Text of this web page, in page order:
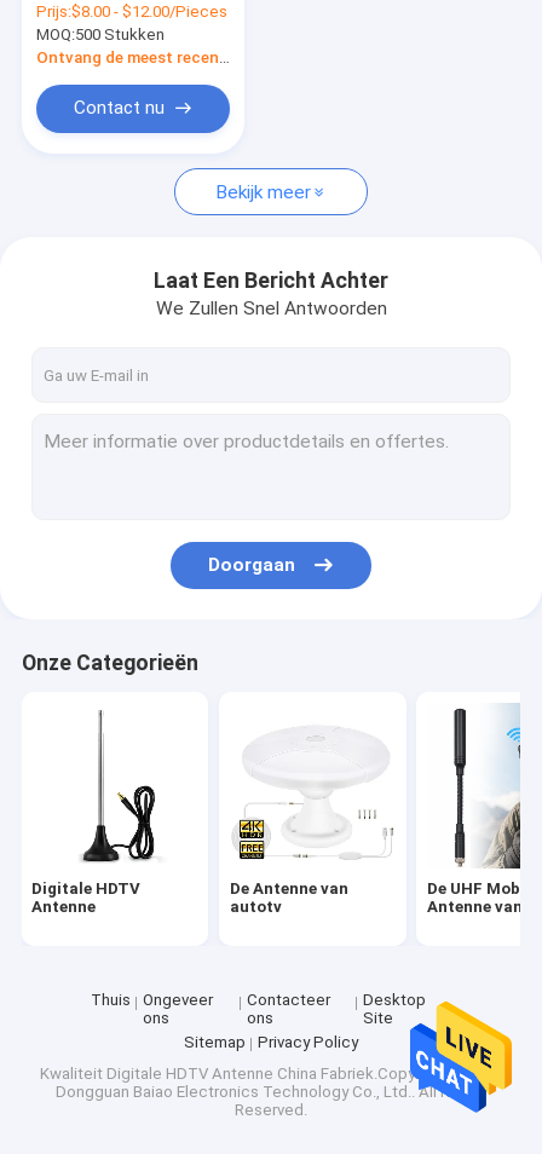
Vergrote TV-Antenne
Antennetoebehoren
van de CITIZENS
BANDauto met RG58-
Kabel 78*635mm
Prijs:$8.00 - $12.00/Pieces
MOQ:500 Stukken
Ontvang de meest recente Prijs
Contact nu
Bekijk meer
Laat Een Bericht Achter
We Zullen Snel Antwoorden
Doorgaan
Onze Categorieën
Digitale HDTV
Antenne
De Antenne van
autotv
De UHF
Antenne van
Thuis
Ongeveer
ons
Contacteer
ons
Desktop
Site
Sitemap
Privacy Policy
Kwaliteit Digitale HDTV Antenne China Fabriek.Copyright © 2026
Dongguan Baiao Electronics Technology Co., Ltd.. All Rights
Reserved.